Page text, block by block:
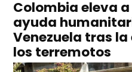
Colombia eleva
ayuda
Venezuela tras
los terremotos